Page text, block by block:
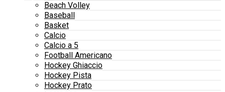
Beach Volley
Baseball
Basket
Calcio
Calcio a 5
Football Americano
Hockey Ghiaccio
Hockey Pista
Hockey Prato